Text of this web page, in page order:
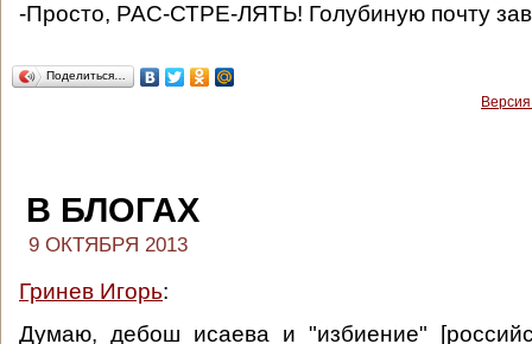
-Просто, РАС-СТРЕ-ЛЯТЬ! Голубиную почту
Поделиться…
В БЛОГАХ
9 ОКТЯБРЯ 2013
Гринев Игорь:
Думаю, дебош исаева и "избиение"